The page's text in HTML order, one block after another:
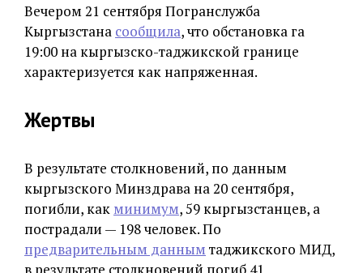
Вечером 21 сентября Погранслужба
Кыргызстана сообщила, что обстановка га
19:00 на кыргызско-таджикской границе
характеризуется как напряженная.
Жертвы
В результате столкновений, по данным
кыргызского Минздрава на 20 сентября,
погибли, как минимум, 59 кыргызстанцев, а
пострадали — 198 человек. По
предварительным данным таджикского МИД,